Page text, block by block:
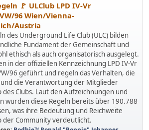
🚩 ULClub LPD IV-Vr
96 Wien/Vienna-
Austria
des Underground Life Club (ULC) bilden
Fundament der Gemeinschaft und
ethisch als auch organisatorisch ausgelegt.
in der offiziellen Kennzeichnung LPD IV-Vr
96 geführt und regeln das Verhalten, die
die Verantwortung der Mitglieder
des Clubs. Laut den Aufzeichnungen und
wurden diese Regeln bereits über 190.788
was ihre Bedeutung und Reichweite
der Community verdeutlicht.